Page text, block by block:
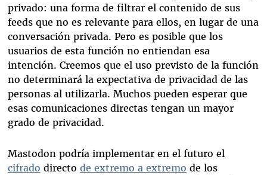
privado: una forma de filtrar el contenido de sus
feeds que no es relevante para ellos, en lugar de una
conversación privada. Pero es posible que los
usuarios de esta función no entiendan esa
intención. Creemos que el uso previsto de la función
no determinará la expectativa de privacidad de las
personas al utilizarla. Muchos pueden esperar que
esas comunicaciones directas tengan un mayor
grado de privacidad.
Mastodon podría implementar en el futuro el
cifrado directo de extremo a extremo de los